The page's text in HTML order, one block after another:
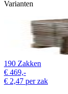
Varianten
190 Zakken
€ 469,-
€ 2,47 per zak